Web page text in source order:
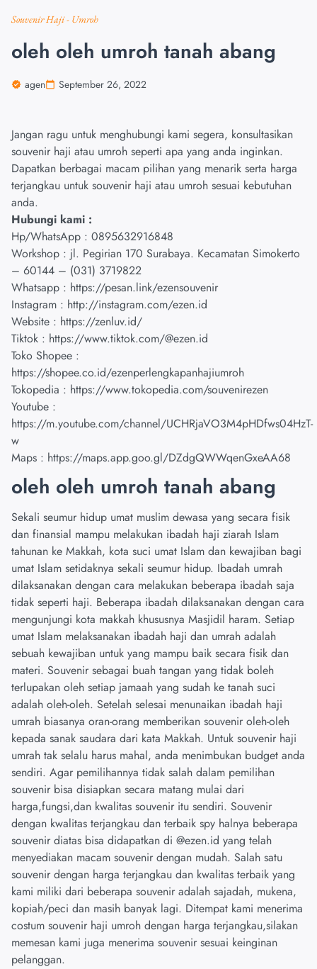
Souvenir Haji - Umroh
oleh oleh umroh tanah abang
agen September 26, 2022
Jangan ragu untuk menghubungi kami segera, konsultasikan
souvenir haji atau umroh seperti apa yang anda inginkan.
Dapatkan berbagai macam pilihan yang menarik serta harga
terjangkau untuk souvenir haji atau umroh sesuai kebutuhan
anda.
Hubungi kami :
Hp/WhatsApp : 0895632916848
Workshop : jl. Pegirian 170 Surabaya. Kecamatan Simokerto
– 60144 – (031) 3719822
Whatsapp : https://pesan.link/ezensouvenir
Instagram : http://instagram.com/ezen.id
Website : https://zenluv.id/
Tiktok : https://www.tiktok.com/@ezen.id
Toko Shopee :
https://shopee.co.id/ezenperlengkapanhajiumroh
Tokopedia : https://www.tokopedia.com/souvenirezen
Youtube :
https://m.youtube.com/channel/UCHRjaVO3M4pHDfws04HzT-
w
Maps : https://maps.app.goo.gl/DZdgQWWqenGxeAA68
oleh oleh umroh tanah abang
Sekali seumur hidup umat muslim dewasa yang secara fisik
dan finansial mampu melakukan ibadah haji ziarah Islam
tahunan ke Makkah, kota suci umat Islam dan kewajiban bagi
umat Islam setidaknya sekali seumur hidup. Ibadah umrah
dilaksanakan dengan cara melakukan beberapa ibadah saja
tidak seperti haji. Beberapa ibadah dilaksanakan dengan cara
mengunjungi kota makkah khususnya Masjidil haram. Setiap
umat Islam melaksanakan ibadah haji dan umrah adalah
sebuah kewajiban untuk yang mampu baik secara fisik dan
materi. Souvenir sebagai buah tangan yang tidak boleh
terlupakan oleh setiap jamaah yang sudah ke tanah suci
adalah oleh-oleh. Setelah selesai menunaikan ibadah haji
umrah biasanya oran-orang memberikan souvenir oleh-oleh
kepada sanak saudara dari kata Makkah. Untuk souvenir haji
umrah tak selalu harus mahal, anda menimbukan budget anda
sendiri. Agar pemilihannya tidak salah dalam pemilihan
souvenir bisa disiapkan secara matang mulai dari
harga,fungsi,dan kwalitas souvenir itu sendiri. Souvenir
dengan kwalitas terjangkau dan terbaik spy halnya beberapa
souvenir diatas bisa didapatkan di @ezen.id yang telah
menyediakan macam souvenir dengan mudah. Salah satu
souvenir dengan harga terjangkau dan kwalitas terbaik yang
kami miliki dari beberapa souvenir adalah sajadah, mukena,
kopiah/peci dan masih banyak lagi. Ditempat kami menerima
costum souvenir haji umroh dengan harga terjangkau,silakan
memesan kami juga menerima souvenir sesuai keinginan
pelanggan.